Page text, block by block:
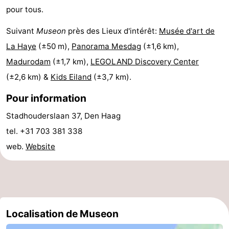
Schoorlse
Bergen
Zee
-
Alkmaar
-
Zee
duinreservaat
Wijk
-
Kennermerland
Haarlem
-
Zandvoort
Hollande-
pour tous.
Suivant Museon près des Lieux d'intérêt: Musée d'art de
La Haye (±50 m), Panorama Mesdag (±1,6 km),
Madurodam (±1,7 km), LEGOLAND Discovery Center
(±2,6 km) & Kids Eiland (±3,7 km).
Pour information
Stadhouderslaan 37, Den Haag
tel. +31 703 381 338
web. Website
Localisation de Museon